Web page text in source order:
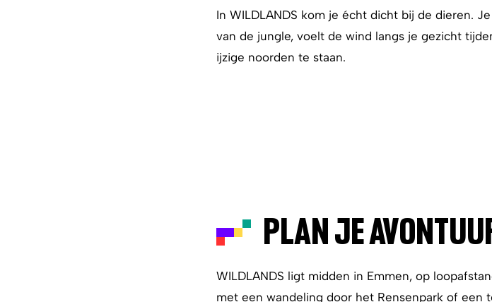
In WILDLANDS kom je écht dicht bij de dieren.
van de jungle, voelt de wind langs je gezicht
ijzige noorden te staan.
PLAN JE
WILDLANDS ligt midden in Emmen, op
met een wandeling door het Rensenpark of een